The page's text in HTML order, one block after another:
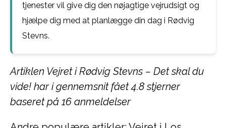
tjenester vil give dig den nøjagtige vejrudsigt og
hjælpe dig med at planlægge din dag i Rødvig
Stevns.
Artiklen Vejret i Rødvig Stevns – Det skal du
vide! har i gennemsnit fået4.8stjerner
baseret på 16 anmeldelser